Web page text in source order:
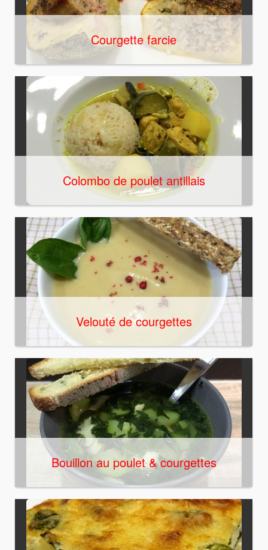
Courgette farcie
Colombo de poulet antillais
Velouté de courgettes
Bouillon au poulet & courgettes